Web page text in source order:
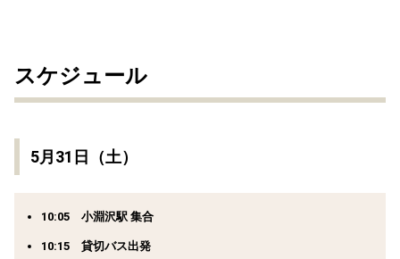
スケジュール
5月31日（土）
10:05 小淵沢駅 集合
10:15 貸切バス出発